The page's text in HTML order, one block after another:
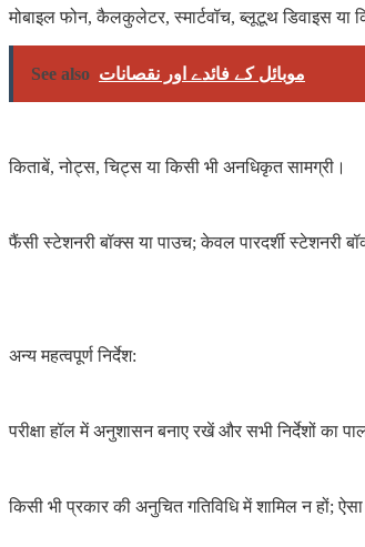
मोबाइल फोन, कैलकुलेटर, स्मार्टवॉच, ब्लूटूथ डिवाइस या
See also موبائل کے فائدے اور نقصانات
किताबें, नोट्स, चिट्स या किसी भी अनधिकृत सामग्री।
फैंसी स्टेशनरी बॉक्स या पाउच; केवल पारदर्शी स्टेशनरी
अन्य महत्वपूर्ण निर्देश:
परीक्षा हॉल में अनुशासन बनाए रखें और सभी निर्देशों का
किसी भी प्रकार की अनुचित गतिविधि में शामिल न हों;